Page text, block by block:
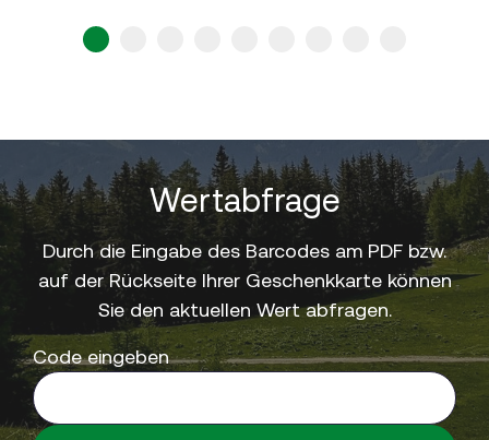
Wertabfrage
Durch die Eingabe des Barcodes am PDF bzw.
auf der Rückseite Ihrer Geschenkkarte können
Sie den aktuellen Wert abfragen.
Code eingeben